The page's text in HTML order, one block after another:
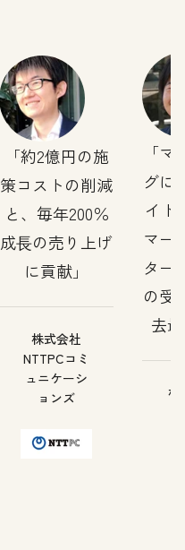
約2億円の施
策コストの削減
と、毎年200％
成⻑の売り上げ
に貢献
株式会社
NTTPCコミ
ュニケーシ
ョンズ
マ
グに
イト
マー
ター
の受
去
株